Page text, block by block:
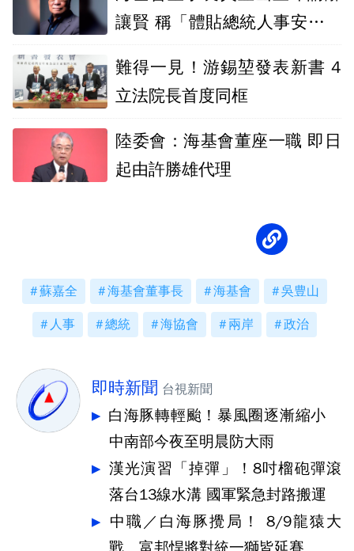
讓賢 稱「體貼總統人事安排的
難得一見！游錫堃發表新書 4
立法院長首度同框
陸委會：海基會董座一職 即日
起由許勝雄代理
蘇嘉全 海基會董事長 海基會 吳豊山
人事 總統 海協會 兩岸 政治
即時新聞 台視新聞
白海豚轉輕颱！暴風圈逐漸縮小
中南部今夜至明晨防大雨
漢光演習「掉彈」！8吋榴砲彈滾
落台13線水溝 國軍緊急封路搬運
中職／白海豚攪局！ 8/9龍猿大